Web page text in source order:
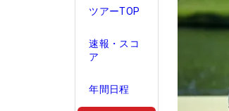
ツアーTOP
速報・スコ
ア
年間日程